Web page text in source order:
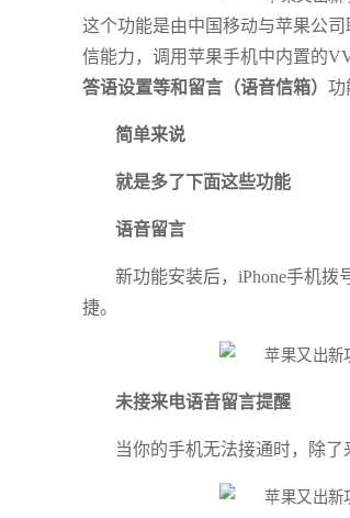
这个功能是由中国移动与苹果公司
信能力，调用苹果手机中内置的
答语设置等和留言（语音信箱） 功
简单来说
就是多了下面这些功能
语音留言
新功能安装后，iPhone手机拨
捷。
未接来电语音留言提醒
当你的手机无法接通时，除